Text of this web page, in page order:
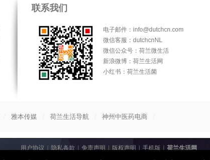
联系我们
电子邮件：info@dutchcn.com
微信客服：dutchcnNL
微信公众号：荷兰微生活
新浪微博：荷兰生活网
小红书：荷兰生活菌
雅本传媒 荷兰生活导航 神州中医药电商
用户协议 | 隐私条款 | 免责声明 | 版权声明 | 手机版 | 荷兰生活网
荷兰生活网 All Rights Reserved